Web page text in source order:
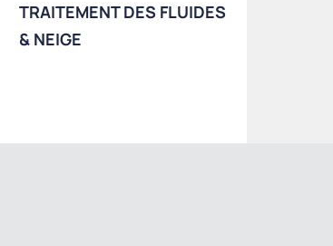
TRAITEMENT DES FLUIDES
& NEIGE